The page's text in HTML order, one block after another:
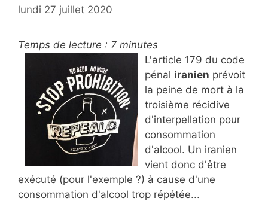
lundi 27 juillet 2020
Temps de lecture : 7 minutes
L'article 179 du code
pénal iranien prévoit
la peine de mort à la
troisième récidive
d'interpellation pour
consommation
d'alcool. Un iranien
vient donc d'être
exécuté (pour l'exemple ?) à cause d'une
consommation d'alcool trop répétée...